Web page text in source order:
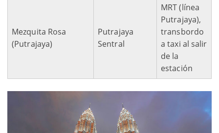
Mezquita Rosa
(Putrajaya)
Putrajaya
Sentral
MRT (línea
Putrajaya),
transbordo
a taxi al salir
de la
estación